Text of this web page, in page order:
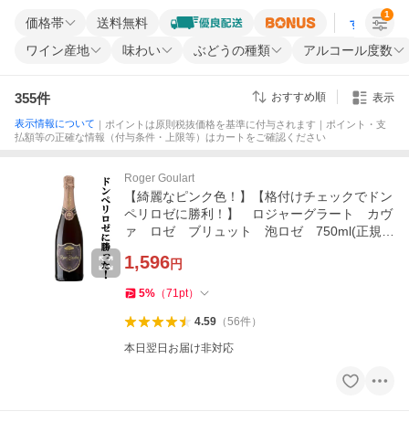
価格帯 送料無料 すべての条
ワイン産地 味わい ぶどうの種類 アルコール度数
1
355件 おすすめ順 表示
表示情報について ｜ポイントは原則税抜価格を基準に付与されます｜ポイント・支
払額等の正確な情報（付与条件・上限等）はカートをご確認ください
Roger Goulart
【綺麗なピンク色！】【格付けチェックでドン
ペリロゼに勝利！】 ロジャーグラート カヴ
ァ ロゼ ブリュット 泡ロゼ 750ml(正規輸
1,596円
5% （71pt）
4.59（56件）
本日翌日お届け非対応